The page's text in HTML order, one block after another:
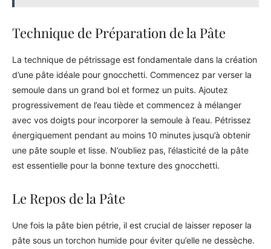
Technique de Préparation de la Pâte
La technique de pétrissage est fondamentale dans la création
d’une pâte idéale pour gnocchetti. Commencez par verser la
semoule dans un grand bol et formez un puits. Ajoutez
progressivement de l’eau tiède et commencez à mélanger
avec vos doigts pour incorporer la semoule à l’eau. Pétrissez
énergiquement pendant au moins 10 minutes jusqu’à obtenir
une pâte souple et lisse. N’oubliez pas, l’élasticité de la pâte
est essentielle pour la bonne texture des gnocchetti.
Le Repos de la Pâte
Une fois la pâte bien pétrie, il est crucial de laisser reposer la
pâte sous un torchon humide pour éviter qu’elle ne dessèche.